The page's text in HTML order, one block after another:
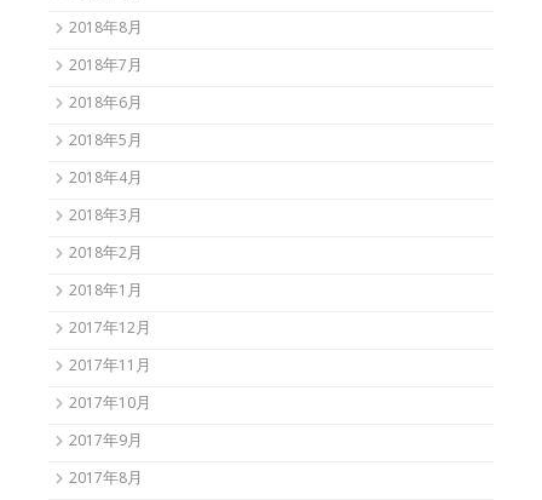
2018年8月
2018年7月
2018年6月
2018年5月
2018年4月
2018年3月
2018年2月
2018年1月
2017年12月
2017年11月
2017年10月
2017年9月
2017年8月